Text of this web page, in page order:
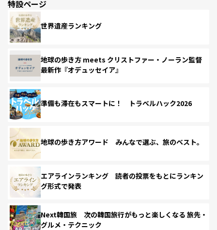
特設ページ
世界遺産ランキング
地球の歩き方 meets クリストファー・ノーラン監督
最新作『オデュッセイア』
準備も滞在もスマートに！ トラベルハック2026
地球の歩き方アワード みんなで選ぶ、旅のベスト。
エアラインランキング 読者の投票をもとにランキン
グ形式で発表
Next韓国旅 次の韓国旅行がもっと楽しくなる 旅先・
グルメ・テクニック